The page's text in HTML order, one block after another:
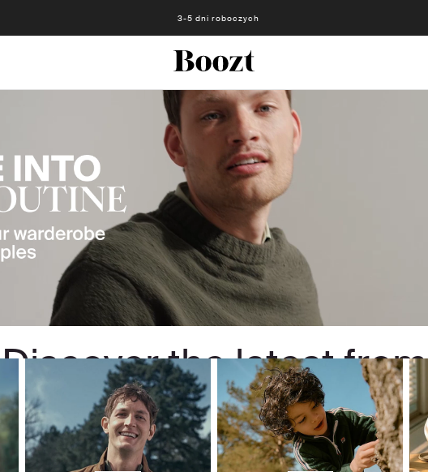
Darmowe zwroty - 30 dni Darmowe zwroty z przedpłaconą etykietą
Dla niej Dla niego
Discover the latest from